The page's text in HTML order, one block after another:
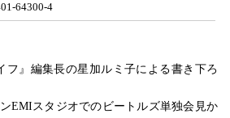
64300-4
フ』編集長の星加ルミ子による書き下ろ
EMIスタジオでのビートルズ単独会見か